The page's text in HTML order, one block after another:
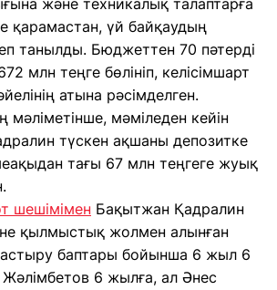
және техникалық талаптарға
қарамастан, үй байқаудың
танылды. Бюджеттен 70 пәтерді
млн теңге бөлініп, келісімшарт
атына рәсімделген.
мәміледен кейін
түскен ақшаны депозитке
тағы 67 млн теңгеге жуық
шешімімен Бақытжан Қадралин
қылмыстық жолмен алынған
баптары бойынша 6 жыл 6
6 жылға, ал Әнес